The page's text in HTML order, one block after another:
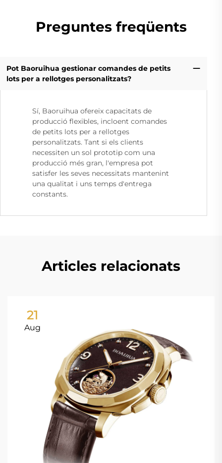
Preguntes freqüents
Pot Baoruihua gestionar comandes de petits
lots per a rellotges personalitzats?
Sí, Baoruihua ofereix capacitats de
producció flexibles, incloent comandes
de petits lots per a rellotges
personalitzats. Tant si els clients
necessiten un sol prototip com una
producció més gran, l'empresa pot
satisfer les seves necessitats mantenint
una qualitat i uns temps d'entrega
constants.
Articles relacionats
21
Aug